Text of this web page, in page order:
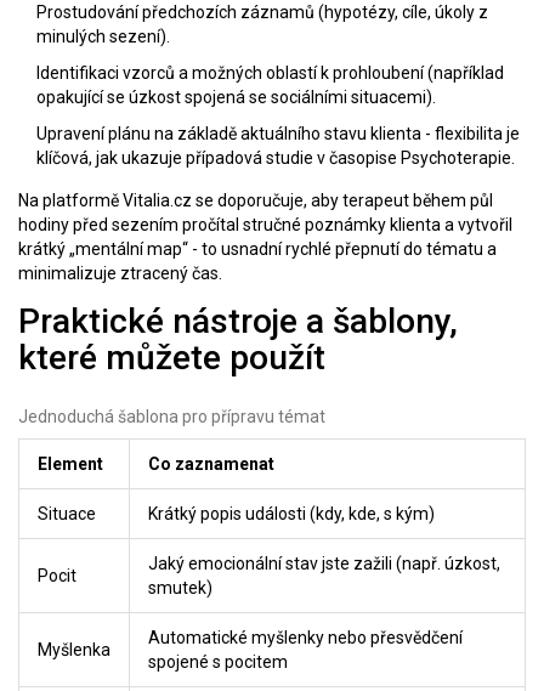
Prostudování předchozích záznamů (hypotézy, cíle, úkoly z
minulých sezení).
Identifikaci vzorců a možných oblastí k prohloubení (například
opakující se úzkost spojená se sociálními situacemi).
Upravení plánu na základě aktuálního stavu klienta - flexibilita je
klíčová, jak ukazuje případová studie v časopise Psychoterapie.
Na platforměVitalia.cz se doporučuje, aby terapeut během půl
hodiny před sezením pročítal stručné poznámky klienta a vytvořil
krátký „mentální map“ - to usnadní rychlé přepnutí do tématu a
minimalizuje ztracený čas.
Praktické nástroje a šablony,
které můžete použít
Jednoduchá šablona pro přípravu témat
Element Co zaznamenat
Situace Krátký popis události (kdy, kde, s kým)
Pocit
Jaký emocionální stav jste zažili (např. úzkost,
smutek)
Myšlenka
Automatické myšlenky nebo přesvědčení
spojené s pocitem